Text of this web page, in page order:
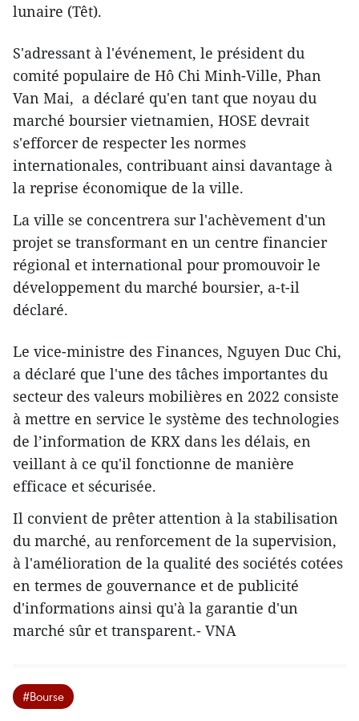
lunaire (Têt).
S'adressant à l'événement, le président du
comité populaire de Hô Chi Minh-Ville, Phan
Van Mai, a déclaré qu'en tant que noyau du
marché boursier vietnamien, HOSE devrait
s'efforcer de respecter les normes
internationales, contribuant ainsi davantage à
la reprise économique de la ville.
La ville se concentrera sur l'achèvement d'un
projet se transformant en un centre financier
régional et international pour promouvoir le
développement du marché boursier, a-t-il
déclaré.
Le vice-ministre des Finances, Nguyen Duc Chi,
a déclaré que l'une des tâches importantes du
secteur des valeurs mobilières en 2022 consiste
à mettre en service le système des technologies
de l’information de KRX dans les délais, en
veillant à ce qu'il fonctionne de manière
efficace et sécurisée.
Il convient de prêter attention à la stabilisation
du marché, au renforcement de la supervision,
à l'amélioration de la qualité des sociétés cotées
en termes de gouvernance et de publicité
d'informations ainsi qu'à la garantie d'un
marché sûr et transparent.- VNA
#Bourse